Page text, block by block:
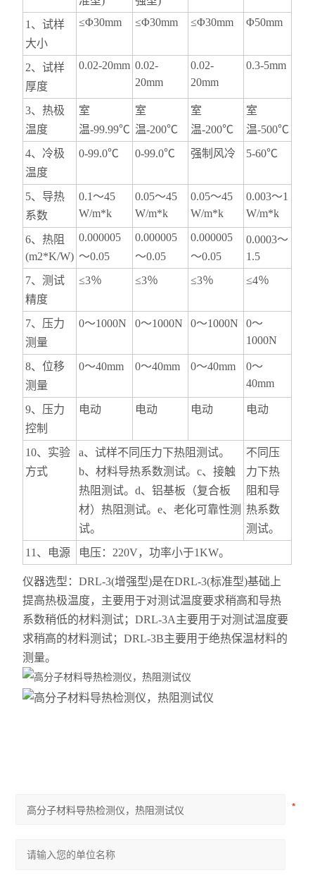
1、试样
大小
≤Φ30mm ≤Φ30mm ≤Φ30mm Φ50mm
2、试样
厚度
0.02-20mm 0.02-
20mm
0.02-
20mm
0.3-5mm
3、热极
温度
室
温-99.99℃
室
温-200℃
室
温-200℃
室
温-500℃
4、冷极
温度
0-99.0℃ 0-99.0℃ 强制风冷 5-60℃
5、导热
系数
0.1～45
W/m*k
0.05～45
W/m*k
0.05～45
W/m*k
0.003～1
W/m*k
6、热阻
(m2*K/W)
0.000005
～0.05
0.000005
～0.05
0.000005
～0.05
0.0003～
1.5
7、测试
精度
≤3％ ≤3％ ≤3％ ≤4％
7、压力
测量
0～1000N 0～1000N 0～1000N
0～
1000N
8、位移
测量
0～40mm 0～40mm 0～40mm
0～
40mm
9、压力
控制
电动 电动 电动 电动
10、实验
方式
a、试样不同压力下热阻测试。
b、材料导热系数测试。c、接触
热阻测试。d、铝基板（复合板
材）热阻测试。e、老化可靠性测
试。
不同压
力下热
阻和导
热系数
测试。
11、电源
电压：220V，功率小于1KW。
仪器选型：DRL-3(增强型)是在DRL-3(标准型)基础上
提高热极温度，主要用于对测试温度要求稍高和导热
系数稍低的材料测试；DRL-3A主要用于对测试温度要
求稍高的材料测试；DRL-3B主要用于绝热保温材料的
测量。